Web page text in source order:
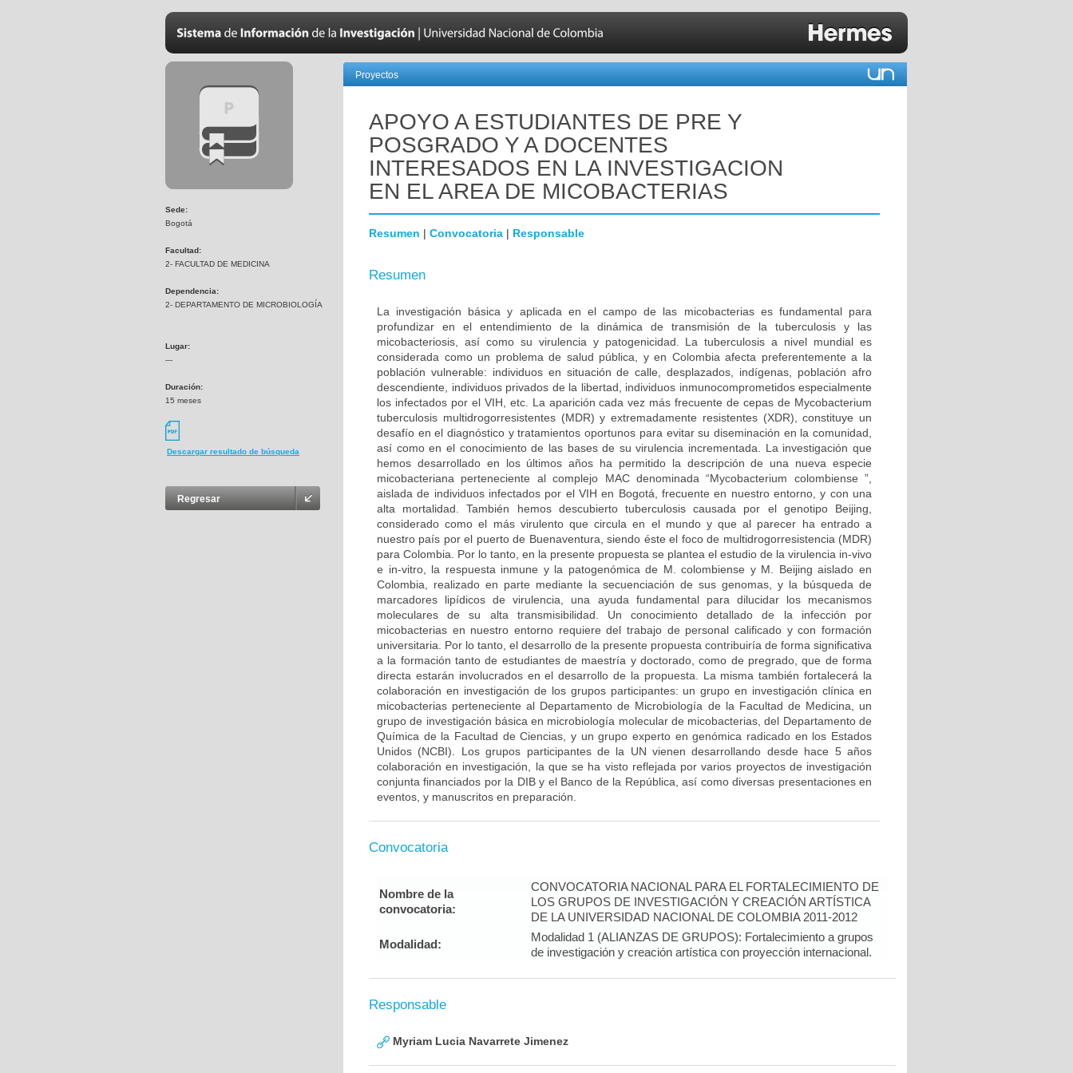
Sede:
Bogotá
Facultad:
2- FACULTAD DE MEDICINA
Dependencia:
2- DEPARTAMENTO DE MICROBIOLOGÍA
Lugar:
---
Duración:
15 meses
Descargar resultado de búsqueda
Regresar
Proyectos
APOYO A ESTUDIANTES DE PRE Y
POSGRADO Y A DOCENTES
INTERESADOS EN LA INVESTIGACION
EN EL AREA DE MICOBACTERIAS
Resumen | Convocatoria | Responsable
Resumen
La investigación básica y aplicada en el campo de las micobacterias es fundamental para
profundizar en el entendimiento de la dinámica de transmisión de la tuberculosis y las
micobacteriosis, así como su virulencia y patogenicidad. La tuberculosis a nivel mundial es
considerada como un problema de salud pública, y en Colombia afecta preferentemente a la
población vulnerable: individuos en situación de calle, desplazados, indígenas, población afro
descendiente, individuos privados de la libertad, individuos inmunocomprometidos especialmente
los infectados por el VIH, etc. La aparición cada vez más frecuente de cepas de Mycobacterium
tuberculosis multidrogorresistentes (MDR) y extremadamente resistentes (XDR), constituye un
desafío en el diagnóstico y tratamientos oportunos para evitar su diseminación en la comunidad,
así como en el conocimiento de las bases de su virulencia incrementada. La investigación que
hemos desarrollado en los últimos años ha permitido la descripción de una nueva especie
micobacteriana perteneciente al complejo MAC denominada “Mycobacterium colombiense ”,
aislada de individuos infectados por el VIH en Bogotá, frecuente en nuestro entorno, y con una
alta mortalidad. También hemos descubierto tuberculosis causada por el genotipo Beijing,
considerado como el más virulento que circula en el mundo y que al parecer ha entrado a
nuestro país por el puerto de Buenaventura, siendo éste el foco de multidrogorresistencia (MDR)
para Colombia. Por lo tanto, en la presente propuesta se plantea el estudio de la virulencia in-vivo
e in-vitro, la respuesta inmune y la patogenómica de M. colombiense y M. Beijing aislado en
Colombia, realizado en parte mediante la secuenciación de sus genomas, y la búsqueda de
marcadores lipídicos de virulencia, una ayuda fundamental para dilucidar los mecanismos
moleculares de su alta transmisibilidad. Un conocimiento detallado de la infección por
micobacterias en nuestro entorno requiere del trabajo de personal calificado y con formación
universitaria. Por lo tanto, el desarrollo de la presente propuesta contribuiría de forma significativa
a la formación tanto de estudiantes de maestría y doctorado, como de pregrado, que de forma
directa estarán involucrados en el desarrollo de la propuesta. La misma también fortalecerá la
colaboración en investigación de los grupos participantes: un grupo en investigación clínica en
micobacterias perteneciente al Departamento de Microbiología de la Facultad de Medicina, un
grupo de investigación básica en microbiología molecular de micobacterias, del Departamento de
Química de la Facultad de Ciencias, y un grupo experto en genómica radicado en los Estados
Unidos (NCBI). Los grupos participantes de la UN vienen desarrollando desde hace 5 años
colaboración en investigación, la que se ha visto reflejada por varios proyectos de investigación
conjunta financiados por la DIB y el Banco de la República, así como diversas presentaciones en
eventos, y manuscritos en preparación.
Convocatoria
Nombre de la
convocatoria:
CONVOCATORIA NACIONAL PARA EL FORTALECIMIENTO DE
LOS GRUPOS DE INVESTIGACIÓN Y CREACIÓN ARTÍSTICA
DE LA UNIVERSIDAD NACIONAL DE COLOMBIA 2011-2012
Modalidad:
Modalidad 1 (ALIANZAS DE GRUPOS): Fortalecimiento a grupos
de investigación y creación artística con proyección internacional.
Responsable
Myriam Lucia Navarrete Jimenez